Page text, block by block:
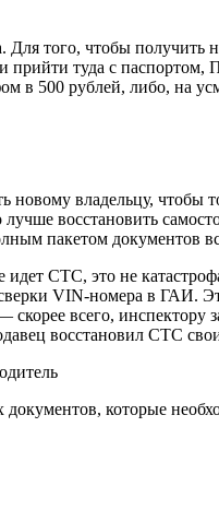
того, чтобы
туда с
в 500 рублей, либо, на
владельцу,
восстановить
пакетом документов
СТС, это не
VIN-номера в ГАИ.
всего, инспектору
восстановил СТС
которые